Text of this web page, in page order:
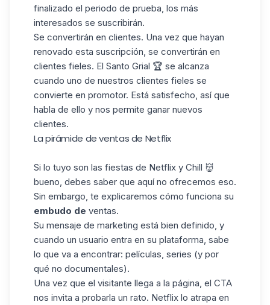
finalizado el periodo de prueba, los más
interesados se suscribirán.
Se convertirán en clientes. Una vez que hayan
renovado esta suscripción, se convertirán en
clientes fieles. El Santo Grial 🏆 se alcanza
cuando uno de nuestros clientes fieles se
convierte en promotor. Está satisfecho, así que
habla de ello y nos permite ganar nuevos
clientes.
La pirámide de ventas de Netflix
Si lo tuyo son las fiestas de Netflix y Chill 👹
bueno, debes saber que aquí no ofrecemos eso.
Sin embargo, te explicaremos cómo funciona su
embudo de ventas.
Su mensaje de marketing está bien definido, y
cuando un usuario entra en su plataforma, sabe
lo que va a encontrar: películas, series (y por
qué no documentales).
Una vez que el visitante llega a la página, el CTA
nos invita a probarla un rato. Netflix lo atrapa en